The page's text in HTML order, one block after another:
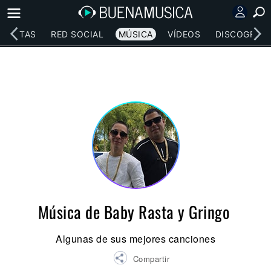
RED SOCIAL MÚSICA VÍDEOS
Música de Baby Rasta y Gringo
Algunas de sus mejores canciones
Compartir